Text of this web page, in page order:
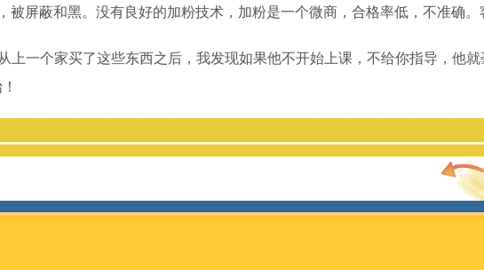
屏蔽和黑。没有良好的加粉技术，加粉是一个微商，合格率低，不准确。
一个家买了这些东西之后，我发现如果他不开始上课，不给你指导，他